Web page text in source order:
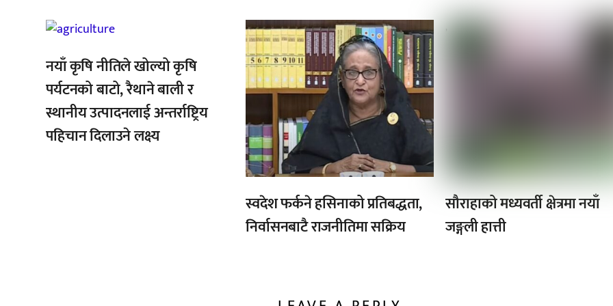
,
नयाँ कृषि नीतिले खोल्यो कृषि
पर्यटनको बाटो, रैथाने बाली र
स्थानीय उत्पादनलाई अन्तर्राष्ट्रिय
पहिचान दिलाउने लक्ष्य
,,
स्वदेश फर्कने हसिनाको प्रतिबद्धता,
निर्वासनबाटै राजनीतिमा सक्रिय
,
सौराहाको मध्यवर्ती क्षेत्रमा नयाँ
जङ्गली हात्ती